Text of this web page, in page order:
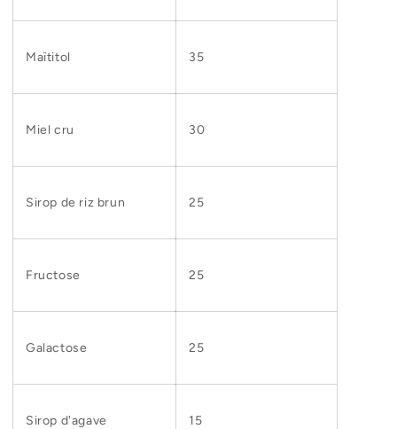
Maïtitol 35
Miel cru 30
Sirop de riz brun 25
Fructose 25
Galactose 25
Sirop d'agave 15